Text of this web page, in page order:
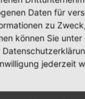
in der Nähe des
weiteren Schritte
Schaltfläche
Entwürfe
und
„Gespeicherte
laden.
Daten für
zu
können Sie
jederzeit